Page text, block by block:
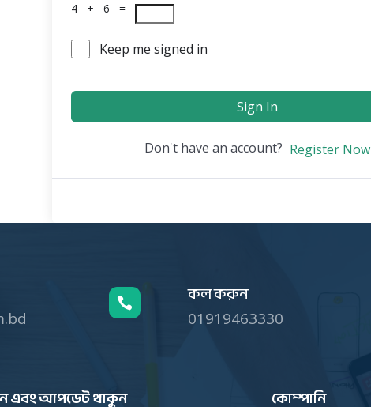
4 + 6 =
Keep me signed in
Sign In
Don't have an account? Register Now
 কল করুন
01919463330
এবং আপডেট থাকুন কোম্পানি